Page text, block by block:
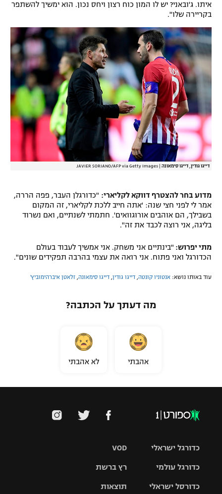
איתו. ג'ובאני? יש לו המון כוח רצון ויחס נכון. הוא ימשיך להשתפר
בקריירה שלו".
דייגו גודין, דייגו סימאונה JAVIER SORIANO/AFP via Getty Images
מדוע בחר להצטרף דווקא לקליארי: "כדורגלן העבר, פפה הררה,
אמר לי לפני חצי שנה: 'אתה חייב ללכת לקליארי, זה המקום
בשבילך, הם אוהבים אורוגוואים'. חתמתי לשנתיים, ואם נשרוד
בליגה, אני רוצה לכבד את זה".
מתי יפרוש: "בינתיים אני משחק. אני אמשיך לעבוד בעולם
הכדורגל ואני פתוח. אני רואה את עצמי בהרבה תפקידים שונים".
עוד באותו נושא: אנטוניו קונטה דייגו גודין דייגו סימאונה זלאטן איברהימוביץ'
מה דעתך על הכתבה?
אהבתי לא אהבתי
VOD
רץ ברשת
תוצאות
כדורגל ישראלי
כדורגל עולמי
כדורסל ישראלי